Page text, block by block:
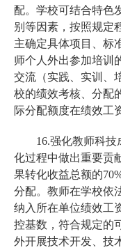
配。学校可结合特色
别等因素，按照规定
主确定具体项目、标
师个人外出参加培训
交流（实践、实训、
校的绩效考核、分配
际分配额度在绩效工
16.强化教师科
化过程中做出重要贡
果转化收益总额的
分配。教师在学校依
纳入所在单位绩效工
控基数，符合规定的
外开展技术开发、技